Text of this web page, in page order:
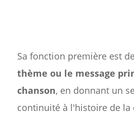
Sa fonction première est
thème ou le message
chanson, en donnant un
continuité à l'histoire de la